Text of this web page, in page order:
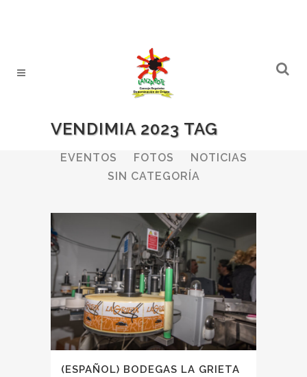
VENDIMIA 2023 TAG
ALL BODEGAS
BOLETINES
EVENTOS
FOTOS
NOTICIAS
SIN CATEGORÍA
(ESPAÑOL) BODEGAS LA GRIETA